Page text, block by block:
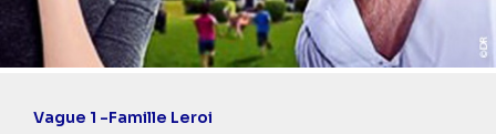
Vague 1 -Famille Leroi